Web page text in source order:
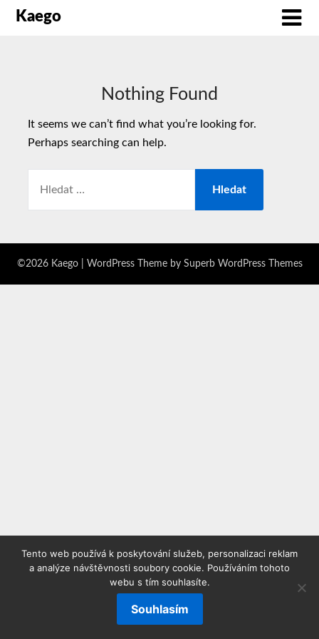
Kaego
Nothing Found
It seems we can’t find what you’re looking for.
Perhaps searching can help.
©2026 Kaego | WordPress Theme by Superb WordPress Themes
Tento web používá k poskytování služeb, personalizaci reklam
a analýze návštěvnosti soubory cookie. Používáním tohoto
webu s tím souhlasíte.
Souhlasím